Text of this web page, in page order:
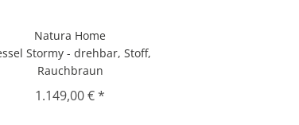
Natura Home
Stormy - drehbar, Stoff,
Rauchbraun
1.149,00 € *